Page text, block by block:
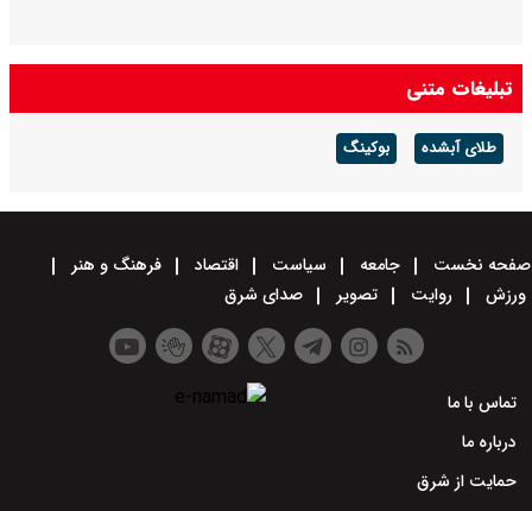
تبلیغات متنی
طلای آبشده بوکینگ
صفحه نخست جامعه سیاست اقتصاد
فرهنگ و هنر
ورزش
روایت تصویر صدای شرق
تماس با ما
درباره ما
حمایت از شرق